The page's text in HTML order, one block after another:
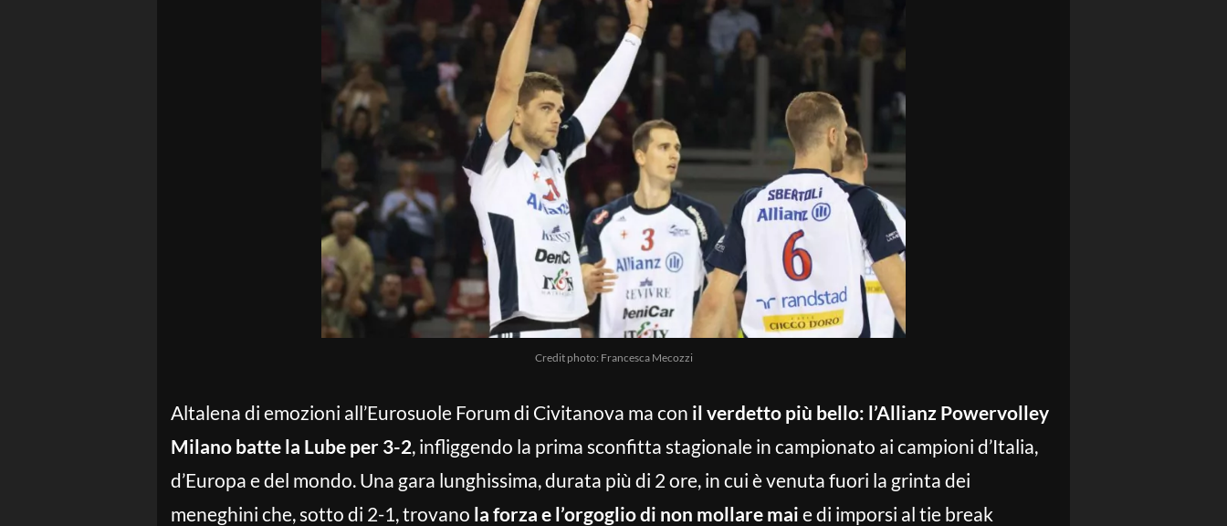
Credit photo: Francesca Mecozzi
Altalena di emozioni all’Eurosuole Forum di Civitanova ma con il verdetto più bello: l’Allianz Powervolley
Milano batte la Lube per 3-2, infliggendo la prima sconfitta stagionale in campionato ai campioni d’Italia,
d’Europa e del mondo. Una gara lunghissima, durata più di 2 ore, in cui è venuta fuori la grinta dei
meneghini che, sotto di 2-1, trovano la forza e l’orgoglio di non mollare mai e di imporsi al tie break